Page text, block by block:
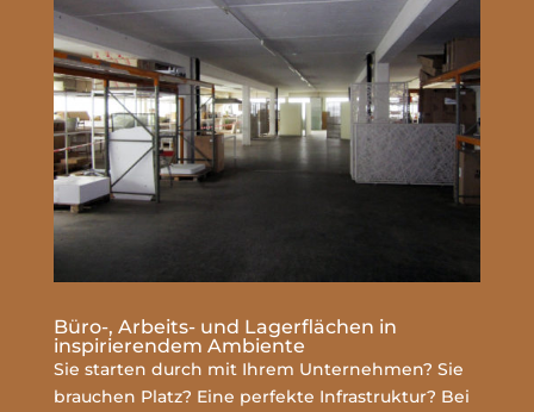
Büro-, Arbeits- und Lagerflächen in
inspirierendem Ambiente
Sie starten durch mit Ihrem Unternehmen? Sie
brauchen Platz? Eine perfekte Infrastruktur? Bei